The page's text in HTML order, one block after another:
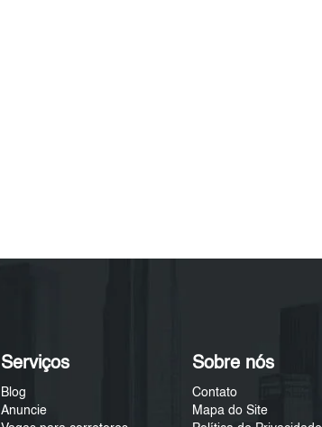
Serviços
Blog
Anuncie
Sobre nós
Contato
Mapa do Site